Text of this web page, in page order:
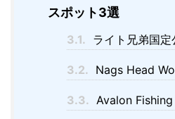
スポット3選
3.1. ライト兄弟国定
3.2. Nags Head
3.3. Avalon